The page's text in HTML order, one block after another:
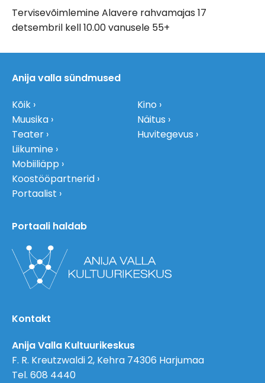
Tervisevõimlemine Alavere rahvamajas 17
detsembril kell 10.00 vanusele 55+
Anija valla sündmused
Kõik
Muusika
Teater
Liikumine
Kino
Näitus
Huvitegevus
Mobiiliäpp
Koostööpartnerid
Portaalist
Portaali haldab
Kontakt
Anija Valla Kultuurikeskus
F. R. Kreutzwaldi 2, Kehra 74306 Harjumaa
Tel. 608 4440